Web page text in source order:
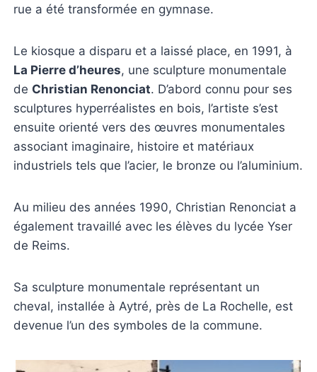
rue a été transformée en gymnase.
Le kiosque a disparu et a laissé place, en 1991, à
La Pierre d’heures, une sculpture monumentale
de Christian Renonciat. D’abord connu pour ses
sculptures hyperréalistes en bois, l’artiste s’est
ensuite orienté vers des œuvres monumentales
associant imaginaire, histoire et matériaux
industriels tels que l’acier, le bronze ou l’aluminium.
Au milieu des années 1990, Christian Renonciat a
également travaillé avec les élèves du lycée Yser
de Reims.
Sa sculpture monumentale représentant un
cheval, installée à Aytré, près de La Rochelle, est
devenue l’un des symboles de la commune.